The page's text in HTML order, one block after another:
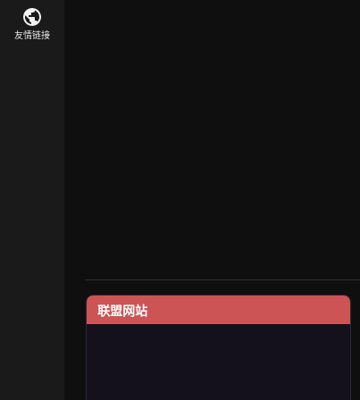
友情链接
联盟网站